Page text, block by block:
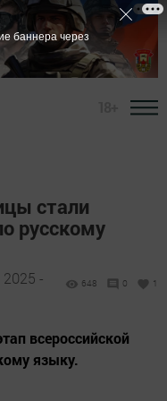
стали
русскому
-
648 0 1
всероссийской
языку.
баннера через